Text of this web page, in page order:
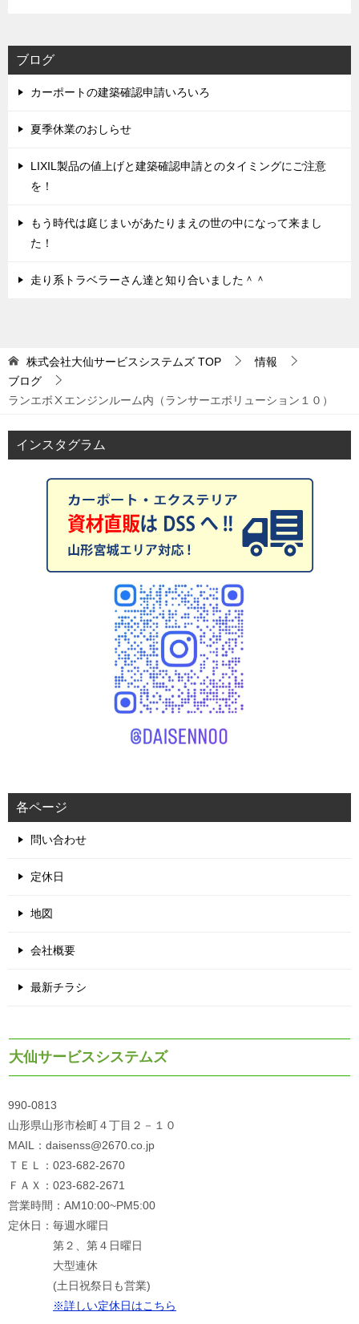
ブログ
カーポートの建築確認申請いろいろ
夏季休業のおしらせ
LIXIL製品の値上げと建築確認申請とのタイミングにご注意
を！
もう時代は庭じまいがあたりまえの世の中になって来まし
た！
走り系トラベラーさん達と知り合いました＾＾
株式会社大仙サービスシステムズ TOP
情報
ブログ
ランエボⅩエンジンルーム内（ランサーエボリューション１０）
インスタグラム
各ページ
問い合わせ
定休日
地図
会社概要
最新チラシ
大仙サービスシステムズ
990-0813
山形県山形市桧町４丁目２－１０
MAIL：daisenss@2670.co.jp
ＴＥＬ：023-682-2670
ＦＡＸ：023-682-2671
営業時間：AM10:00~PM5:00
定休日：毎週水曜日
第２、第４日曜日
大型連休
(土日祝祭日も営業)
※詳しい定休日はこちら